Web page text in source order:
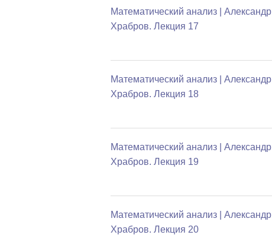
Математический анализ | Александр
Храбров. Лекция 17
Математический анализ | Александр
Храбров. Лекция 18
Математический анализ | Александр
Храбров. Лекция 19
Математический анализ | Александр
Храбров. Лекция 20